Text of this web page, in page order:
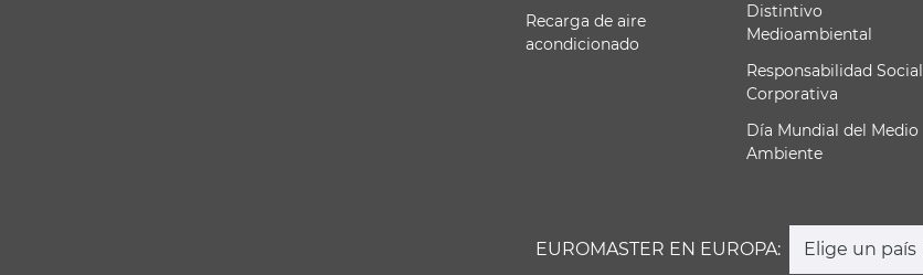
Recarga de aire
acondicionado
Distintivo
Medioambiental
Responsabilidad Social
Corporativa
Día Mundial del Medio
Ambiente
EUROMASTER EN EUROPA: Elige un país